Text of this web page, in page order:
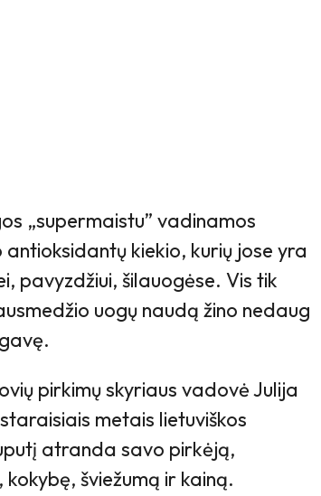
„supermaistu” vadinamos
kiekio, kurių jose yra
pavyzdžiui, šilauogėse. Vis tik
uogų naudą žino nedaug
pirkimų skyriaus vadovė Julija
metais lietuviškos
atranda savo pirkėją,
šviežumą ir kainą.